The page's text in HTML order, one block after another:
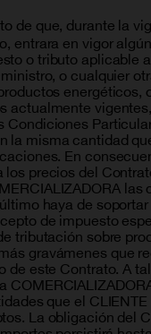
de que, durante la
entrara en vigor
o tributo aplicable
o cualquier
energéticos,
actualmente
Condiciones
la misma cantidad
En
precios del
las
haya de
de impuesto
tributación sobre
gravámenes que
de este Contrato. A
que el
La obligación del